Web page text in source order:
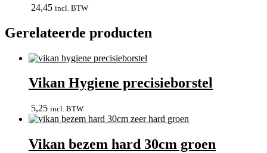
24,45 incl. BTW
Gerelateerde producten
Vikan Hygiene precisieborstel
5,25 incl. BTW
Vikan bezem hard 30cm groen